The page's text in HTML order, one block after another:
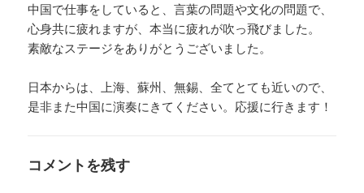
中国で仕事をしていると、言葉の問題や文化の問題で、
心身共に疲れますが、本当に疲れが吹っ飛びました。
素敵なステージをありがとうございました。
日本からは、上海、蘇州、無錫、全てとても近いので、
是非また中国に演奏にきてください。応援に行きます！
コメントを残す